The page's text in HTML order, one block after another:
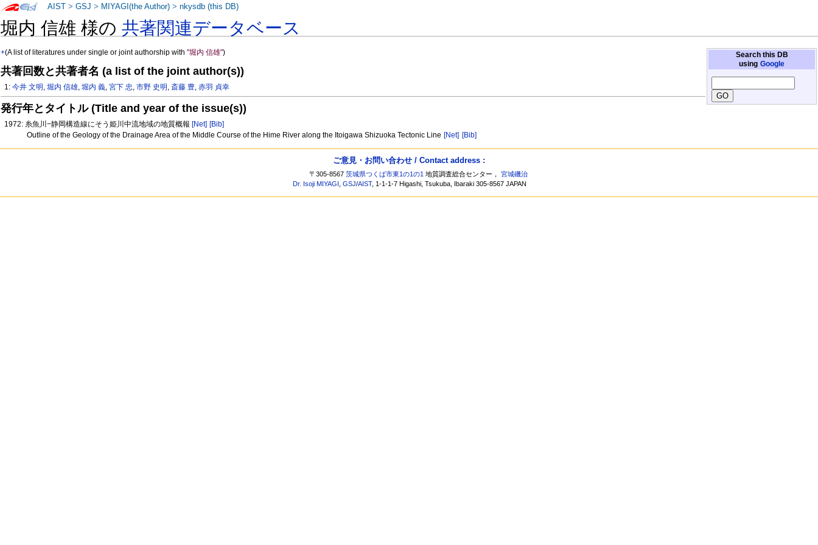
堀内 信雄 様の共著関連データベース
Search this DB
using Google
+(A list of literatures under single or joint authorship with"堀内 信雄")
共著回数と共著者名 (a list of the joint author(s))
1:今井 文明 ,堀内 信雄,堀内 義,宮下 忠,市野 史明 ,斎藤 豊,赤羽 貞幸
発行年とタイトル (Title and year of the issue(s))
1972: 糸魚川−静岡構造線にそう姫川中流地域の地質概報 [Net] [Bib]
Outline of the Geology of the Drainage Area of the Middle Course of the Hime River along the Itoigawa Shizuoka Tectonic Line [Net] [Bib]
AIST >GSJ > MIYAGI(the Author) >nkysdb (this DB)
ご意見・お問い合わせ / Contact address :
〒305-8567茨城県つくば市東1の1の1 地質調査総合センター，宮城磯治
Dr. Isoji MIYAGI ,GSJ/AIST, 1-1-1-7 Higashi, Tsukuba, Ibaraki 305-8567 JAPAN